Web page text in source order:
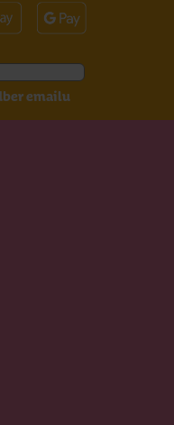
emailu